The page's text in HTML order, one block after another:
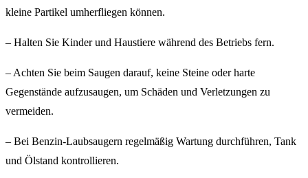
kleine Partikel umherfliegen können.
– Halten Sie Kinder und Haustiere während des Betriebs fern.
– Achten Sie beim Saugen darauf, keine Steine oder harte
Gegenstände aufzusaugen, um Schäden und Verletzungen zu
vermeiden.
– Bei Benzin-Laubsaugern regelmäßig Wartung durchführen, Tank
und Ölstand kontrollieren.